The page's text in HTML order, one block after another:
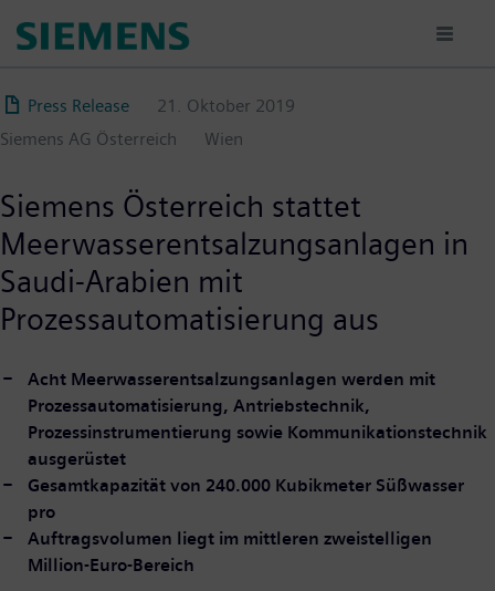
zum
Press Release
21. Oktober 2019
Siemens AG Österreich
Wien
Siemens Österreich stattet
Meerwasserentsalzungsanlagen in
Saudi-Arabien mit
Prozessautomatisierung aus
Acht Meerwasserentsalzungsanlagen werden mit
Prozessautomatisierung, Antriebstechnik,
Prozessinstrumentierung sowie Kommunikationstechnik
ausgerüstet
Gesamtkapazität von 240.000 Kubikmeter Süßwasser
pro
Auftragsvolumen liegt im mittleren zweistelligen
Million-Euro-Bereich